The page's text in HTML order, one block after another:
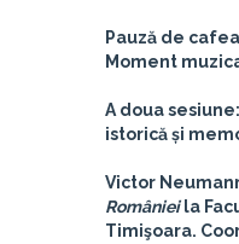
Pauză de cafea
Moment
A doua sesiune:
istorică și
Victor
Românieila
Timişoara.